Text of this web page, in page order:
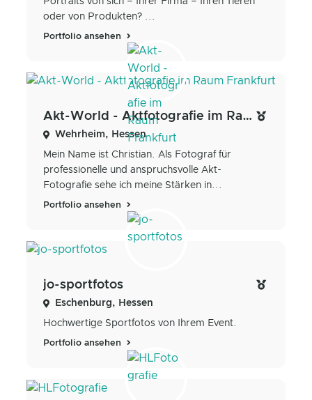
oder von Produkten? ...
Portfolio ansehen
Akt-World - Aktfotografie im Raum Frankfurt
Wehrheim, Hessen
Mein Name ist Christian. Als Fotograf für
professionelle und anspruchsvolle Ak​t-
Fotografie sehe ich meine Stärken in...
Portfolio ansehen
jo-sportfotos
Eschenburg, Hessen
Hochwertige Sportfotos von Ihrem Event.
Portfolio ansehen